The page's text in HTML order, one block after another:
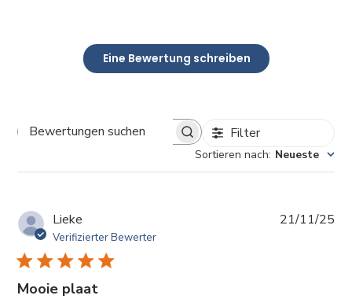
Eine Bewertung schreiben
Bewertungen
Filter
Sortieren nach: Neueste
Lieke
Verifizierter Bewerter
Mooie plaat
21/11/25